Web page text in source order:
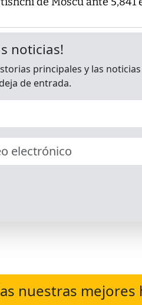
nuestras mejores